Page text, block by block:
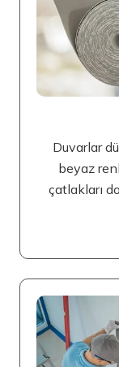
Duvarlar
beyaz
çatlakları